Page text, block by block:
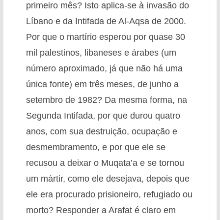
primeiro mês? Isto aplica-se à invasão do
Líbano e da Intifada de Al-Aqsa de 2000.
Por que o martírio esperou por quase 30
mil palestinos, libaneses e árabes (um
número aproximado, já que não há uma
única fonte) em três meses, de junho a
setembro de 1982? Da mesma forma, na
Segunda Intifada, por que durou quatro
anos, com sua destruição, ocupação e
desmembramento, e por que ele se
recusou a deixar o Muqata’a e se tornou
um mártir, como ele desejava, depois que
ele era procurado prisioneiro, refugiado ou
morto? Responder a Arafat é claro em